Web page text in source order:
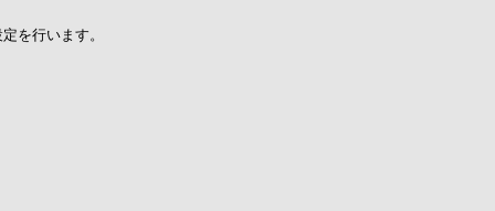
を行います。